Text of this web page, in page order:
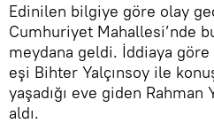
Edinilen bilgiye göre olay
Cumhuriyet Mahallesi’nde
meydana geldi. İddiaya göre
eşi Bihter Yalçınsoy ile
yaşadığı eve giden Rahman
aldı.